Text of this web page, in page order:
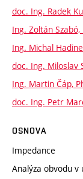
doc. Ing. Radek
Ing. Zoltán Szabó,
Ing. Michal
doc. Ing. Miloslav
Ing. Martin Čáp,
doc. Ing. Petr
OSNOVA
Impedance
Analýza obvodu